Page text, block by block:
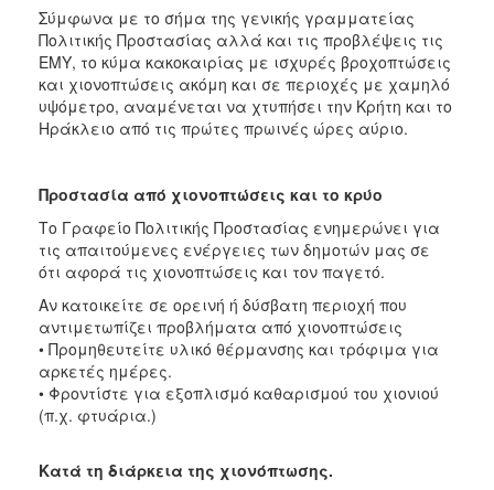
Σύμφωνα με το σήμα της γενικής γραμματείας
Πολιτικής Προστασίας αλλά και τις προβλέψεις τις
ΕΜΥ, το κύμα κακοκαιρίας με ισχυρές βροχοπτώσεις
και χιονοπτώσεις ακόμη και σε περιοχές με χαμηλό
υψόμετρο, αναμένεται να χτυπήσει την Κρήτη και το
Ηράκλειο από τις πρώτες πρωινές ώρες αύριο.
Προστασία από χιονοπτώσεις και το κρύο
Το Γραφείο Πολιτικής Προστασίας ενημερώνει για
τις απαιτούμενες ενέργειες των δημοτών μας σε
ότι αφορά τις χιονοπτώσεις και τον παγετό.
Αν κατοικείτε σε ορεινή ή δύσβατη περιοχή που
αντιμετωπίζει προβλήματα από χιονοπτώσεις
• Προμηθευτείτε υλικό θέρμανσης και τρόφιμα για
αρκετές ημέρες.
• Φροντίστε για εξοπλισμό καθαρισμού του χιονιού
(π.χ. φτυάρια.)
Κατά τη διάρκεια της χιονόπτωσης.